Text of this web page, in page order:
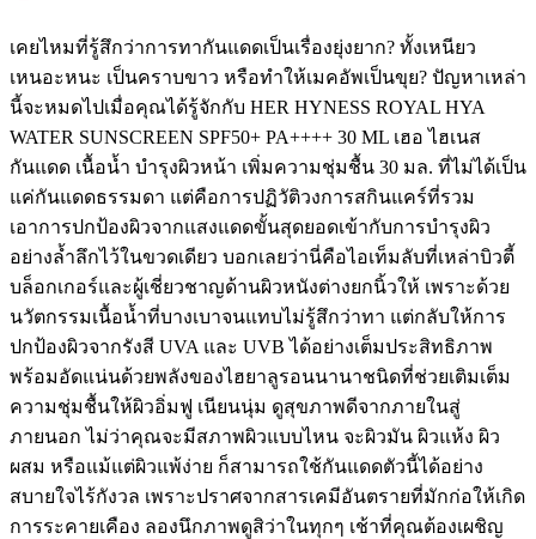
เคยไหมที่รู้สึกว่าการทากันแดดเป็นเรื่องยุ่งยาก? ทั้งเหนียว
เหนอะหนะ เป็นคราบขาว หรือทำให้เมคอัพเป็นขุย? ปัญหาเหล่า
นี้จะหมดไปเมื่อคุณได้รู้จักกับ HER HYNESS ROYAL HYA
WATER SUNSCREEN SPF50+ PA++++ 30 ML เฮอ ไฮเนส
กันแดด เนื้อน้ำ บำรุงผิวหน้า เพิ่มความชุ่มชื้น 30 มล. ที่ไม่ได้เป็น
แค่กันแดดธรรมดา แต่คือการปฏิวัติวงการสกินแคร์ที่รวม
เอาการปกป้องผิวจากแสงแดดขั้นสุดยอดเข้ากับการบำรุงผิว
อย่างล้ำลึกไว้ในขวดเดียว บอกเลยว่านี่คือไอเท็มลับที่เหล่าบิวตี้
บล็อกเกอร์และผู้เชี่ยวชาญด้านผิวหนังต่างยกนิ้วให้ เพราะด้วย
นวัตกรรมเนื้อน้ำที่บางเบาจนแทบไม่รู้สึกว่าทา แต่กลับให้การ
ปกป้องผิวจากรังสี UVA และ UVB ได้อย่างเต็มประสิทธิภาพ
พร้อมอัดแน่นด้วยพลังของไฮยาลูรอนนานาชนิดที่ช่วยเติมเต็ม
ความชุ่มชื้นให้ผิวอิ่มฟู เนียนนุ่ม ดูสุขภาพดีจากภายในสู่
ภายนอก ไม่ว่าคุณจะมีสภาพผิวแบบไหน จะผิวมัน ผิวแห้ง ผิว
ผสม หรือแม้แต่ผิวแพ้ง่าย ก็สามารถใช้กันแดดตัวนี้ได้อย่าง
สบายใจไร้กังวล เพราะปราศจากสารเคมีอันตรายที่มักก่อให้เกิด
การระคายเคือง ลองนึกภาพดูสิว่าในทุกๆ เช้าที่คุณต้องเผชิญ